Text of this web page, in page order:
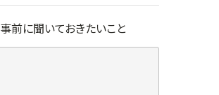
事前に聞いておきたいこと